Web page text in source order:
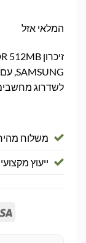
המלאי אזל
לשדרוג מחשבים
משלוח
ייעוץ